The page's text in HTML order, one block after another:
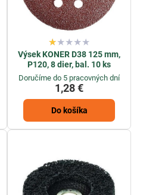
Výsek KONER D38 125 mm,
P120, 8 dier, bal. 10 ks
Doručíme do 5 pracovných dní
1,28 €
Do košíka